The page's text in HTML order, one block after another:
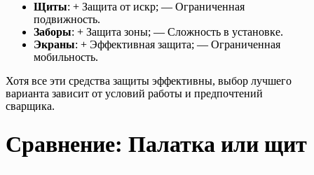
Щиты: + Защита от искр; — Ограниченная
подвижность.
Заборы: + Защита зоны; — Сложность в установке.
Экраны: + Эффективная защита; — Ограниченная
мобильность.
Хотя все эти средства защиты эффективны, выбор лучшего
варианта зависит от условий работы и предпочтений
сварщика.
Сравнение: Палатка или щит